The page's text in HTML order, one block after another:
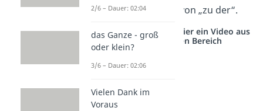
ist Abkürzung von „zu der“.
Studyflix vernetzt: Hier ein Video aus
einem anderen Bereich
2/6 – Dauer: 02:04
das Ganze - groß
oder klein?
3/6 – Dauer: 02:06
Vielen Dank im
Voraus